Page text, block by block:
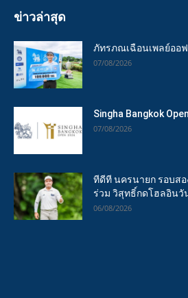
ข่าวล่าสุด
ภัทรภณเฉือนเพลย์ออ
07/08/2026
Singha Bangkok
07/08/2026
ทีดีที นครนายก รอบส
ร่วม วิสุทธิ์กดโฮลอินวั
06/08/2026